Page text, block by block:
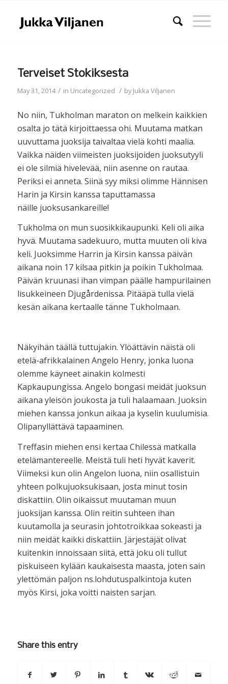
Terveiset Stokiksesta
May 31, 2014 / in Uncategorized / byJukka Viljanen
No niin, Tukholman maraton on melkein kaikkien
osalta jo tätä kirjoittaessa ohi. Muutama matkan
uuvuttama juoksija taivaltaa vielä kohti maalia.
Vaikka näiden viimeisten juoksijoiden juoksutyyli
ei ole silmiä hivelevää, niin asenne on rautaa.
Periksi ei anneta. Siinä syy miksi olimme Hännisen
Harin ja Kirsin kanssa taputtamassa
näille juoksusankareille!
Tukholma on mun suosikkikaupunki. Keli oli aika
hyvä. Muutama sadekuuro, mutta muuten oli kiva
keli. Juoksimme Harrin ja Kirsin kanssa päivän
aikana noin 17 kilsaa pitkin ja poikin Tukholmaa.
Päivän kruunasi ihan vimpan päälle hampurilainen
lisukkeineen Djugårdenissa. Pitääpä tulla vielä
kesän aikana kertaalle tänne Tukholmaan.
Näkyihän täällä tuttujakin. Ylöättävin näistä oli
etelä-afrikkalainen Angelo Henry, jonka luona
olemme käyneet ainakin kolmesti
Kapkaupungissa. Angelo bongasi meidät juoksun
aikana yleisön joukosta ja tuli halaamaan. Juoksin
miehen kanssa jonkun aikaa ja kyselin kuulumisia.
Olipanyllättävä tapaaminen.
Treffasin miehen ensi kertaa Chilessä matkalla
etelämantereelle. Meistä tuli heti hyvät kaverit.
Viimeksi kun olin Angelon luona, niin osallistuin
yhteen polkujuoksukisaan, josta minut tosin
diskattiin. Olin oikaissut muutaman muun
juoksijan kanssa. Olin reitin suhteen ihan
kuutamolla ja seurasin johtotroikkaa sokeasti ja
niin meidät kaikki diskattiin. Järjestäjät olivat
kuitenkin innoissaan siitä, että joku oli tullut
piskuiseen kylään kaukaisesta maasta, joten sain
ylettömän paljon ns.lohdutuspalkintoja kuten
myös Kirsi, joka voitti naisten sarjan.
Share this entry